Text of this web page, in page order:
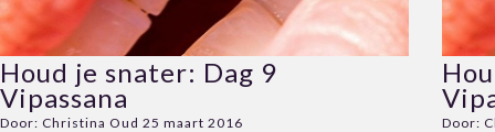
Houd je snater: Dag 9
Vipassana
Door: Christina Oud 25 maart 2016 Door: